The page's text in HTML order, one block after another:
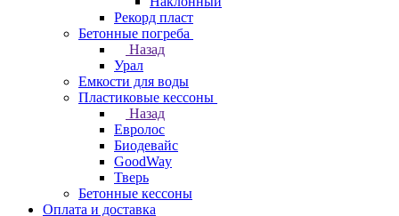
Рекорд пласт
Бетонные погреба
Назад
Урал
Емкости для воды
Пластиковые кессоны
Назад
Евролос
Биодевайс
GoodWay
Тверь
Бетонные кессоны
Оплата и доставка